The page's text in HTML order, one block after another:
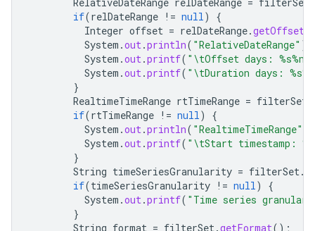
if(relDateRange != null)
{
Integer offset = relDateRange.
System .out.println( "RelativeDateRange" );
System .out.printf( "\tOffset days: %s%n"
System .out.printf( "\tDuration days:
}
RealtimeTimeRange rtTimeRange = filterSet
if(rtTimeRange != null)
{
System .out.println( "RealtimeTimeRange"
System .out.printf( "\tStart timestamp:
}
String timeSeriesGranularity = filterSet.
if(timeSeriesGranularity != null)
{
System .out.printf( "Time series
}
String format = filterSet.getFormat();